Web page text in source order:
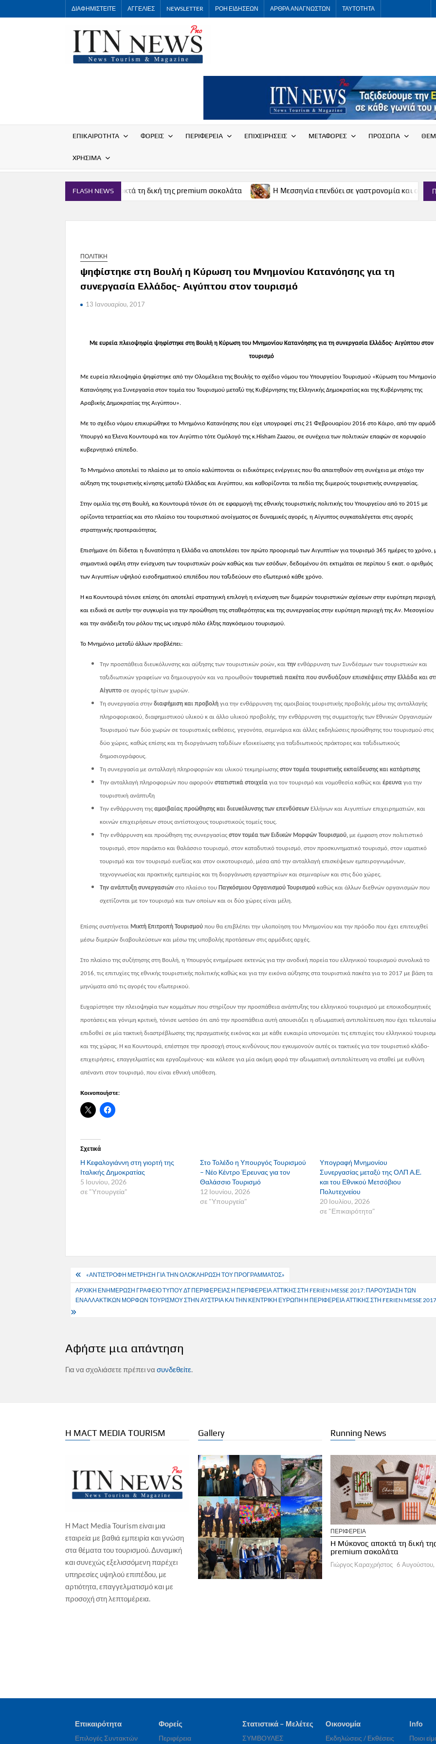
to
ΔΙΑΦΗΜΙΣΤΕΙΤΕ ΑΓΓΕΛΙΕΣ NEWSLETTER ΡΟΗ ΕΙΔΗΣΕΩΝ ΑΡΘΡΑ ΑΝΑΓΝΩΣΤΩΝ ΤΑΥΤΟΤΗΤΑ
News
ΕΠΙΚΑΙΡΟΤΗΤΑ ΦΟΡΕΙΣ ΠΕΡΙΦΕΡΕΙΑ ΕΠΙΧΕΙΡΗΣΕΙΣ ΜΕΤΑΦΟΡΕΣ ΠΡΟΣΩΠΑ
ΧΡΗΣΙΜΑ
FLASH NEWS
Η Μύκονος αποκτά τη δική της premium σοκολάτα Η Μεσσηνία επενδύει σε γαστρονομία και οινοτουρισμό
ΠΟΛΙΤΙΚΗ
ψηφίστηκε στη Βουλή η Κύρωση του Μνημονίου Κατανόησης για τη
συνεργασία Ελλάδος- Αιγύπτου στον τουρισμό
13 Ιανουαρίου, 2017
Με ευρεία πλειοψηφία ψηφίστηκε στη Βουλή η Κύρωση του Μνημονίου Κατανόησης για τη συνεργασία Ελλάδος- Αιγύπτου στον
τουρισμό
Με ευρεία πλειοψηφία ψηφίστηκε από την Ολομέλεια της Βουλής το σχέδιο νόμου του Υπουργείου Τουρισμού «Κύρωση του
Κατανόησης για Συνεργασία στον τομέα του Τουρισμού μεταξύ της Κυβέρνησης της Ελληνικής Δημοκρατίας και της Κυβέρνησης της
Αραβικής Δημοκρατίας της Αιγύπτου».
Με το σχέδιο νόμου επικυρώθηκε το Μνημόνιο Κατανόησης που είχε υπογραφεί στις 21 Φεβρουαρίου 2016 στο Κάιρο, από την
Υπουργό κα Έλενα Κουντουρά και τον Αιγύπτιο τότε Ομόλογό της κ.Hisham Zaazou, σε συνέχεια των πολιτικών επαφών σε κορυφαίο
κυβερνητικό επίπεδο.
Το Μνημόνιο αποτελεί το πλαίσιο με το οποίο καλύπτονται οι ειδικότερες ενέργειες που θα απαιτηθούν στη συνέχεια με στόχο την
αύξηση της τουριστικής κίνησης μεταξύ Ελλάδας και Αιγύπτου, και καθορίζονται τα πεδία της διμερούς τουριστικής συνεργασίας.
Στην ομιλία της στη Βουλή, κα Κουντουρά τόνισε ότι σε εφαρμογή της εθνικής τουριστικής πολιτικής του Υπουργείου από το 2015 με
ορίζοντα τετραετίας και στο πλαίσιο του τουριστικού ανοίγματος σε δυναμικές αγορές, η Αίγυπτος συγκαταλέγεται στις αγορές
στρατηγικής προτεραιότητας.
Επισήμανε ότι δίδεται η δυνατότητα η Ελλάδα να αποτελέσει τον πρώτο προορισμό των Αιγυπτίων για τουρισμό 365 ημέρες το χρόνο,
σημαντικά οφέλη στην ενίσχυση των τουριστικών ροών καθώς και των εσόδων, δεδομένου ότι εκτιμάται σε περίπου 5 εκατ. ο αριθμός
των Αιγυπτίων υψηλού εισοδηματικού επιπέδου που ταξιδεύουν στο εξωτερικό κάθε χρόνο.
Η κα Κουντουρά τόνισε επίσης ότι αποτελεί στρατηγική επιλογή η ενίσχυση των διμερών τουριστικών σχέσεων στην ευρύτερη
και ειδικά σε αυτήν την συγκυρία για την προώθηση της σταθερότητας και της συνεργασίας στην ευρύτερη περιοχή της Αν. Μεσογείου
και την ανάδειξη του ρόλου της ως ισχυρό πόλο έλξης παγκόσμιου τουρισμού.
Το Μνημόνιο μεταξύ άλλων προβλέπει:
Tην προσπάθεια διευκόλυνσης και αύξησης των τουριστικών ροών,καιτηνενθάρρυνση των Συνδέσμων των τουριστικών και
ταξιδιωτικών γραφείων να δημιουργούν και να προωθούντουριστικά πακέτα που συνδυάζουν επισκέψεις στην Ελλάδα και
Αίγυπτο σε αγορές τρίτων χωρών.
Τη συνεργασία στην διαφήμιση και προβολήγια την ενθάρρυνση της αμοιβαίας τουριστικής προβολής μέσω της ανταλλαγής
πληροφοριακού, διαφημιστικού υλικού κ αι άλλο υλικού προβολής, την ενθάρρυνση της συμμετοχής των Εθνικών Οργανισμών
Τουρισμού των δύο χωρών σε τουριστικές εκθέσεις, γεγονότα, σεμινάρια και άλλες εκδηλώσεις προώθησης του τουρισμού στις
δύο χώρες, καθώς επίσης και τη διοργάνωση ταξιδίων εξοικείωσης για ταξιδιωτικούς πράκτορες και ταξιδιωτικούς
δημοσιογράφους.
Τη συνεργασία με ανταλλαγή πληροφοριών και υλικού τεκμηρίωσηςστον τομέα τουριστικής εκπαίδευσης και κατάρτισης
Την ανταλλαγή πληροφοριών που αφορούνστατιστικά στοιχεία για τον τουρισμό και νομοθεσία καθώς καιέρευνα για την
τουριστική ανάπτυξη
Την ενθάρρυνση τηςαμοιβαίας προώθησης και διευκόλυνσης των επενδύσεων Ελλήνων και Αιγυπτίων επιχειρηματιών, και
κοινών επιχειρήσεων στους αντίστοιχους τουριστικούς τομείς τους.
Την ενθάρρυνση και προώθηση της συνεργασίαςστον τομέα των Ειδικών Μορφών Τουρισμού, με έμφαση στον πολιτιστικό
τουρισμό, στον παράκτιο και θαλάσσιο τουρισμό, στον καταδυτικό τουρισμό, στον προσκυνηματικό τουρισμό, στον ιαματικό
τουρισμό και τον τουρισμό ευεξίας και στον οικοτουρισμό, μέσα από την ανταλλαγή επισκέψεων εμπειρογνωμόνων,
τεχνογνωσίας και πρακτικής εμπειρίας και τη διοργάνωση εργαστηρίων και σεμιναρίων και στις δύο χώρες.
Την ανάπτυξη συνεργασιώνστο πλαίσιο του Παγκόσμιου Οργανισμού Τουρισμού καθώς και άλλων διεθνών οργανισμών που
σχετίζονται με τον τουρισμό και των οποίων και οι δύο χώρες είναι μέλη.
Επίσης συστήνεται Μικτή Επιτροπή Τουρισμού που θα επιβλέπει την υλοποίηση του Μνημονίου και την πρόοδο που έχει επιτευχθεί
μέσω διμερών διαβουλεύσεων και μέσω της υποβολής προτάσεων στις αρμόδιες αρχές.
Στο πλαίσιο της συζήτησης στη Βουλή, η Υπουργός ενημέρωσε εκτενώς για την ανοδική πορεία του ελληνικού τουρισμού συνολικά το
2016, τις επιτυχίες της εθνικής τουριστικής πολιτικής καθώς και για την εικόνα αύξησης στα τουριστικά πακέτα για το 2017 με βάση τα
μηνύματα από τις αγορές του εξωτερικού.
Ευχαρίστησε την πλειοψηφία των κομμάτων που στηρίζουν την προσπάθεια ανάπτυξης του ελληνικού τουρισμού με εποικοδομητικές
προτάσεις και γόνιμη κριτική, τόνισε ωστόσο ότι από την προσπάθεια αυτή απουσιάζει η αξιωματική αντιπολίτευση που έχει
επιδοθεί σε μία τακτική διαστρέβλωσης της πραγματικής εικόνας και με κάθε ευκαιρία υπονομεύει τις επιτυχίες του ελληνικού
και της χώρας. Η κα Κουντουρά, επέστησε την προσοχή στους κινδύνους που εγκυμονούν αυτές οι τακτικές για τον τουριστικό κλάδο-
επιχειρήσεις, επαγγελματίες και εργαζομένους- και κάλεσε για μία ακόμη φορά την αξιωματική αντιπολίτευση να σταθεί με ευθύνη
απέναντι στον τουρισμό, που είναι εθνική υπόθεση.
Κοινοποιήστε:
Σχετικά
Η Κεφαλογιάννη στη γιορτή της
Ιταλικής Δημοκρατίας
5 Ιουνίου, 2026
σε "Υπουργεία"
Στο Τολέδο η Υπουργός Τουρισμού
– Νέο Κέντρο Έρευνας για τον
Θαλάσσιο Τουρισμό
12 Ιουνίου, 2026
σε "Υπουργεία"
Υπογραφή Μνημονίου
Συνεργασίας μεταξύ της ΟΛΠ Α.Ε.
και του Εθνικού Μετσόβιου
Πολυτεχνείου
20 Ιουλίου, 2026
σε "Επικαιρότητα"
Πλοήγηση
άρθρων
«ΑΝΤΙΣΤΡΟΦΗ ΜΕΤΡΗΣΗ ΓΙΑ ΤΗΝ ΟΛΟΚΛΗΡΩΣΗ ΤΟΥ ΠΡΟΓΡΑΜΜΑΤΟΣ»
ΑΡΧΙΚΗ ΕΝΗΜΕΡΩΣΗ ΓΡΑΦΕΙΟ ΤΥΠΟΥ ΔΤ ΠΕΡΙΦΕΡΕΙΑΣ Η ΠΕΡΙΦΕΡΕΙΑ ΑΤΤΙΚΗΣ ΣΤΗ FERIEN MESSE 2017: ΠΑΡΟΥΣΙΑΣΗ ΤΩΝ
ΕΝΑΛΛΑΚΤΙΚΩΝ ΜΟΡΦΩΝ ΤΟΥΡΙΣΜΟΥ ΣΤΗΝ ΑΥΣΤΡΙΑ ΚΑΙ ΤΗΝ ΚΕΝΤΡΙΚΗ ΕΥΡΩΠΗ Η ΠΕΡΙΦΕΡΕΙΑ ΑΤΤΙΚΗΣ ΣΤΗ FERIEN MESSE
Αφήστε μια απάντηση
Για να σχολιάσετε πρέπει νασυνδεθείτε.
Η MACT MEDIA TOURISM
Η Mact Media Tourism είναι μια
εταιρεία με βαθιά εμπειρία και γνώση
στα θέματα του τουρισμού. Δυναμική
και συνεχώς εξελισσόμενη παρέχει
υπηρεσίες υψηλού επιπέδου, με
αρτιότητα, επαγγελματισμό και με
προσοχή στη λεπτομέρεια.
Gallery Running News
ΕΚΔΗΛΩΣΕΙΣ / ΕΚΘΕΣΕΙΣ
Ο ΠΣΑΠΠ φέρνει το Football Unity
Festival
Γιώργος Καραχρήστος 6 Αυγούστου, 2026
ΕΠΙΛΟΓΕΣ ΣΥΝΤΑΚΤΩΝ
Νέα εποχή στη διαχείριση των
προορισμών
Γιώργος Καραχρήστος 6 Αυγούστου, 2026
ΠΕΡΙΦΕΡΕΙΑ
Η Μύκονος αποκτά τη δική
premium σοκολάτα
Γιώργος Καραχρήστος 6
Επικαιρότητα
Επιλογές Συντακτών
Φορείς
Περιφέρεια
Στατιστικά – Μελέτες
ΣΥΜΒΟΥΛΕΣ
Οικονομία
Εκδηλώσεις / Εκθέσεις
Info
Ποιοι